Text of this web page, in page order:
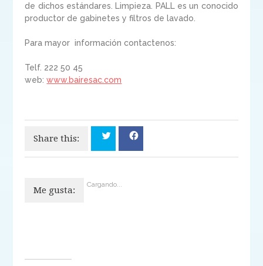
de dichos estándares. Limpieza. PALL es un conocido
productor de gabinetes y filtros de lavado.
Para mayor información contactenos:
Telf. 222 50 45
web:www.bairesac.com
Share this:
Me gusta:
Cargando...